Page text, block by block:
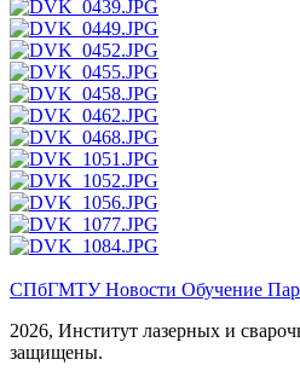
СПбГМТУНовости Обучение
2026, Институт лазерных и
защищены.